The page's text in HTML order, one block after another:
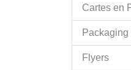
Cartes en
Flyers